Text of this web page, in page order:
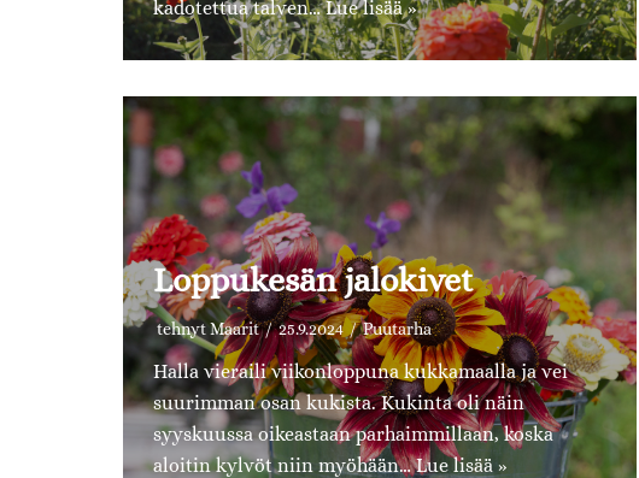
kadotettua talven…Lue lisää »
Loppukesän jalokivet
tehnyt Maarit 25.9.2024 Puutarha
Halla vieraili viikonloppuna kukkamaalla ja vei
suurimman osan kukista. Kukinta oli näin
syyskuussa oikeastaan parhaimmillaan, koska
aloitin kylvöt niin myöhään…Lue lisää »